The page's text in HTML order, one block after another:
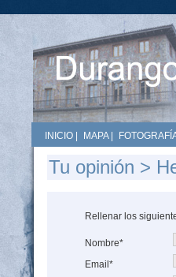
INICIO MAPA|
Tu opinión >
Rellenar los
Nombre*
Email*